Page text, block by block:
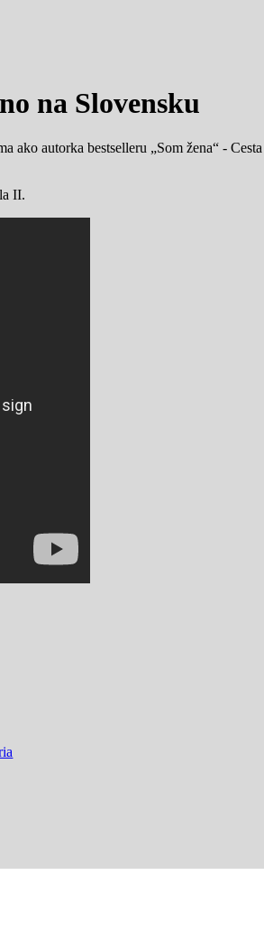
na Slovensku
autorka bestselleru „Som žena“ -
II.